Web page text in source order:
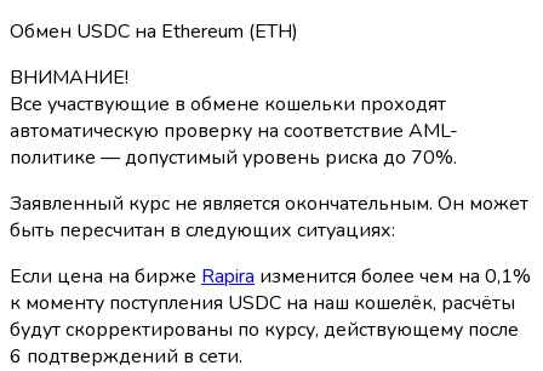
Обмен USDC на Ethereum (ETH)
ВНИМАНИЕ!
Все участвующие в обмене кошельки проходят
автоматическую проверку на соответствие AML-
политике — допустимый уровень риска до 70%.
Заявленный курс не является окончательным. Он может
быть пересчитан в следующих ситуациях:
Если цена на бирже Rapira изменится более чем на 0,1%
к моменту поступления USDC на наш кошелёк, расчёты
будут скорректированы по курсу, действующему после
6 подтверждений в сети.